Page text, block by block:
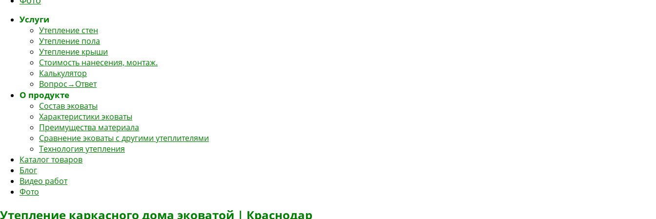
Услуги
Утепление стен
Утепление пола
Утепление крыши
Стоимость нанесения, монтаж.
Калькулятор
Вопрос→Ответ
О продукте
Состав эковаты
Характеристики эковаты
Преимущества материала
Сравнение эковаты с другими утеплителями
Технология утепления
Каталог товаров
Блог
Видео работ
Фото
Утепление каркасного дома эковатой | Краснодар